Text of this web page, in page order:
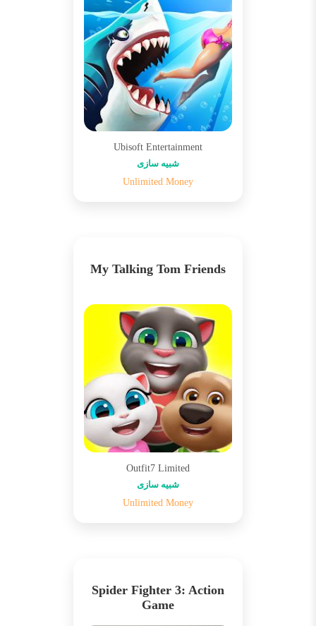
Ubisoft Entertainment
شبیه سازی
Unlimited Money
My Talking Tom Friends
Outfit7 Limited
شبیه سازی
Unlimited Money
Spider Fighter 3: Action
Game